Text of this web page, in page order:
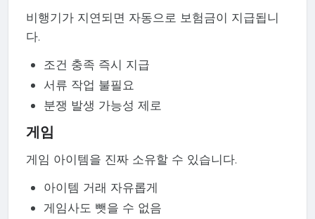
비행기가 지연되면 자동으로 보험금이 지급됩니
다.
조건 충족 즉시 지급
서류 작업 불필요
분쟁 발생 가능성 제로
게임
게임 아이템을 진짜 소유할 수 있습니다.
아이템 거래 자유롭게
게임사도 뺏을 수 없음